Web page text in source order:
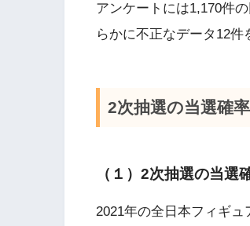
アンケートには1,170件
らかに不正なデータ12件
2次抽選の当選確率
（１）2次抽選の当選
2021年の全日本フィギュ